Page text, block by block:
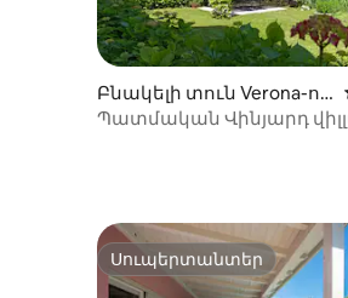
Բնակելի տուն Verona-ու
մ
Պատմական Վինյարդ
Սուպերտանտեր
Սուպերտանտեր